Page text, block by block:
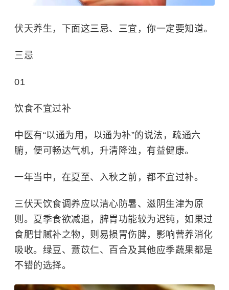
伏天养生，下面这三忌、三宜，你一定要知道。
三忌
01
饮食不宜过补
中医有“以通为用，以通为补”的说法，疏通六
腑，便可畅达气机，升清降浊，有益健康。
一年当中，在夏至、入秋之前，都不宜过补。
三伏天饮食调养应以清心防暑、滋阴生津为原
则。夏季食欲减退，脾胃功能较为迟钝，如果过
食肥甘腻补之物，则易损胃伤脾，影响营养消化
吸收。绿豆、薏苡仁、百合及其他应季蔬果都是
不错的选择。